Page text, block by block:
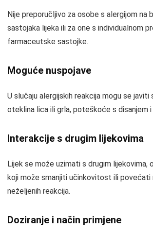
Nije preporučljivo za osobe s alergijom na
sastojaka lijeka ili za one s individualnom
farmaceutske sastojke.
Moguće nuspojave
U slučaju alergijskih reakcija mogu se javiti
oteklina lica ili grla, poteškoće s disanjem i
Interakcije s drugim lijekovima
Lijek se može uzimati s drugim lijekovima,
koji može smanjiti učinkovitost ili povećati
neželjenih reakcija.
Doziranje i način primjene